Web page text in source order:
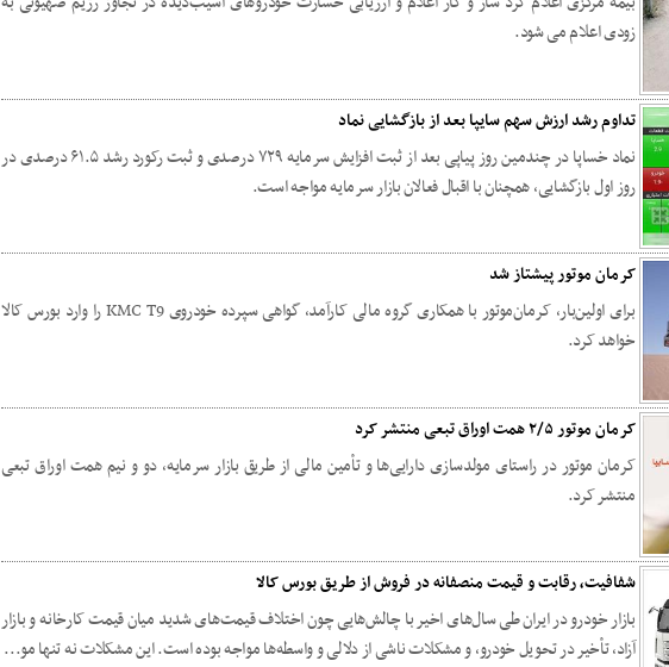
زودی اعلام می شود.
تداوم رشد ارزش سهم سایپا بعد از بازگشایی نماد
نماد خساپا در‌ چندمین روز پیاپی بعد از ثبت افزایش سرمایه ۷۲۹ درصدی و ثبت رکورد رشد ۶۱.۵ درصدی در
روز اول بازگشایی، همچنان با اقبال فعالان بازار سرمایه مواجه است.
کرمان موتور پیشتاز شد
برای اولین‌بار، کرمان‌موتور با همکاری گروه مالی کارآمد، گواهی سپرده خودروی KMC T9 را وارد بورس کالا
خواهد کرد.
کرمان موتور ٢/۵ همت اوراق تبعی منتشر کرد
کرمان موتور در راستای مولدسازی دارایی‌ها و تأمین مالی از طریق بازار سرمایه، دو و نیم همت اوراق تبعی
منتشر کرد.
شفافیت، رقابت و قیمت منصفانه در فروش از طریق بورس کالا
بازار خودرو در ایران طی سال‌های اخیر با چالش‌هایی چون اختلاف قیمت‌های شدید میان قیمت کارخانه و بازار
آزاد، تأخیر در تحویل خودرو، و مشکلات ناشی از دلالی و واسطه‌ها مواجه بوده است. این مشکلات نه تنها مو...